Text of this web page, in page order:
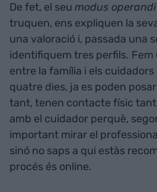
De fet, el seu modus operandi
truquen, ens expliquen la
una valoració i, passada una
identifiquem tres perfils.
entre la família i els
quatre dies, ja es poden
tant, tenen contacte físic
amb el cuidador perquè,
important mirar el
sinó no saps a qui estàs
procés és online.